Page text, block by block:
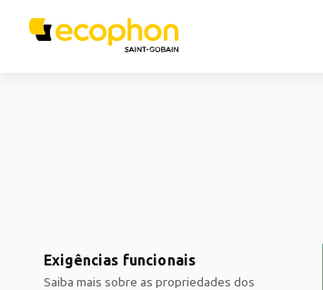
Exigências funcionais
Saiba mais sobre as propriedades dos